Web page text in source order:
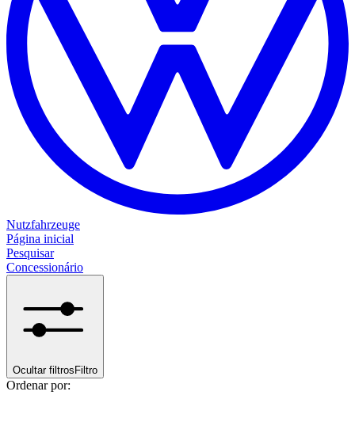
Nutzfahrzeuge
Página inicial
Pesquisar
Concessionário
Ocultar filtros Filtro
Ordenar por: